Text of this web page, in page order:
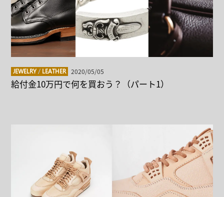
JEWELRY / LEATHER 2020/05/05
給付金10万円で何を買おう？（パート1）